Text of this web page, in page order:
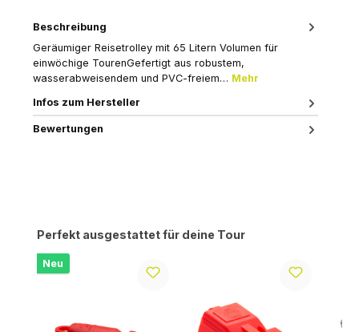
Beschreibung
Geräumiger Reisetrolley mit 65 Litern Volumen für
einwöchige TourenGefertigt aus robustem,
wasserabweisendem und PVC-freiem… Mehr
Infos zum Hersteller
Bewertungen
Produktgalerie überspringen
Perfekt ausgestattet für deine Tour
Neu